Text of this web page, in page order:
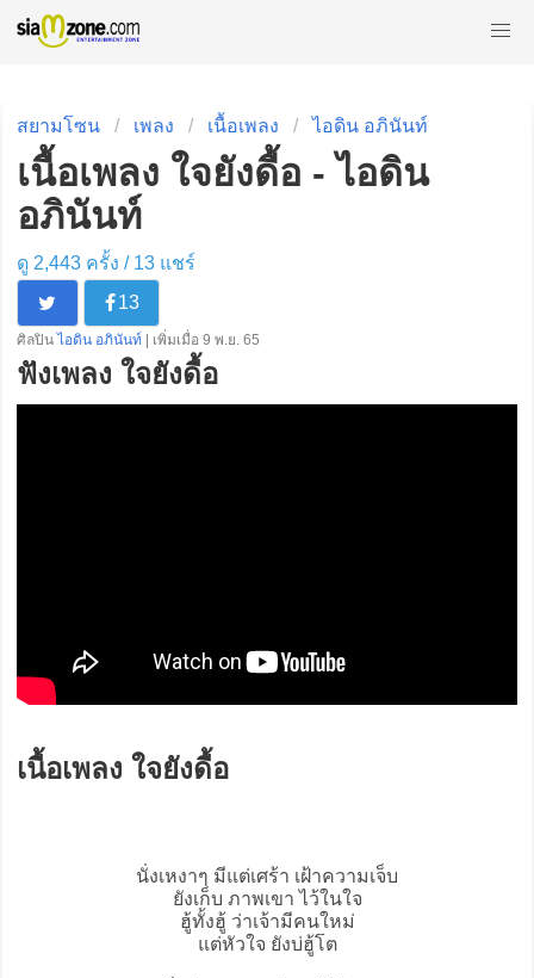
สยามโซน เพลง เนื้อเพลง ไอดิน อภินันท์
เนื้อเพลง ใจยังดื้อ - ไอดิน
อภินันท์
ดู 2,443 ครั้ง / 13แชร์
13
ศิลปิน ไอดิน อภินันท์ | เพิ่มเมื่อ 9 พ.ย. 65
ฟังเพลง ใจยังดื้อ
เนื้อเพลง ใจยังดื้อ
นั่งเหงาๆ มีแต่เศร้า เฝ้าความเจ็บ
ยังเก็บ ภาพเขา ไว้ในใจ
ฮู้ทั้งฮู้ ว่าเจ้ามีคนใหม่
แต่หัวใจ ยังบ่ฮู้โต